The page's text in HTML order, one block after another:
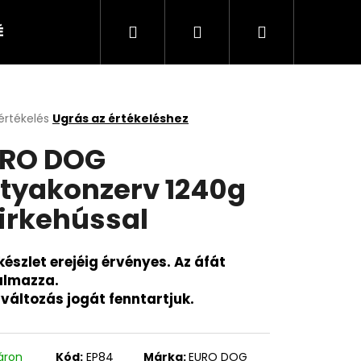
CICA KISÁLLAT
KeresésBejelentkezés
Kosár
Ugrás az értékeléshez
DOG
1240g
erejéig érvényes. Az áfát
jogát fenntartjuk.
Kód: EP84 Márka:EURO DOG